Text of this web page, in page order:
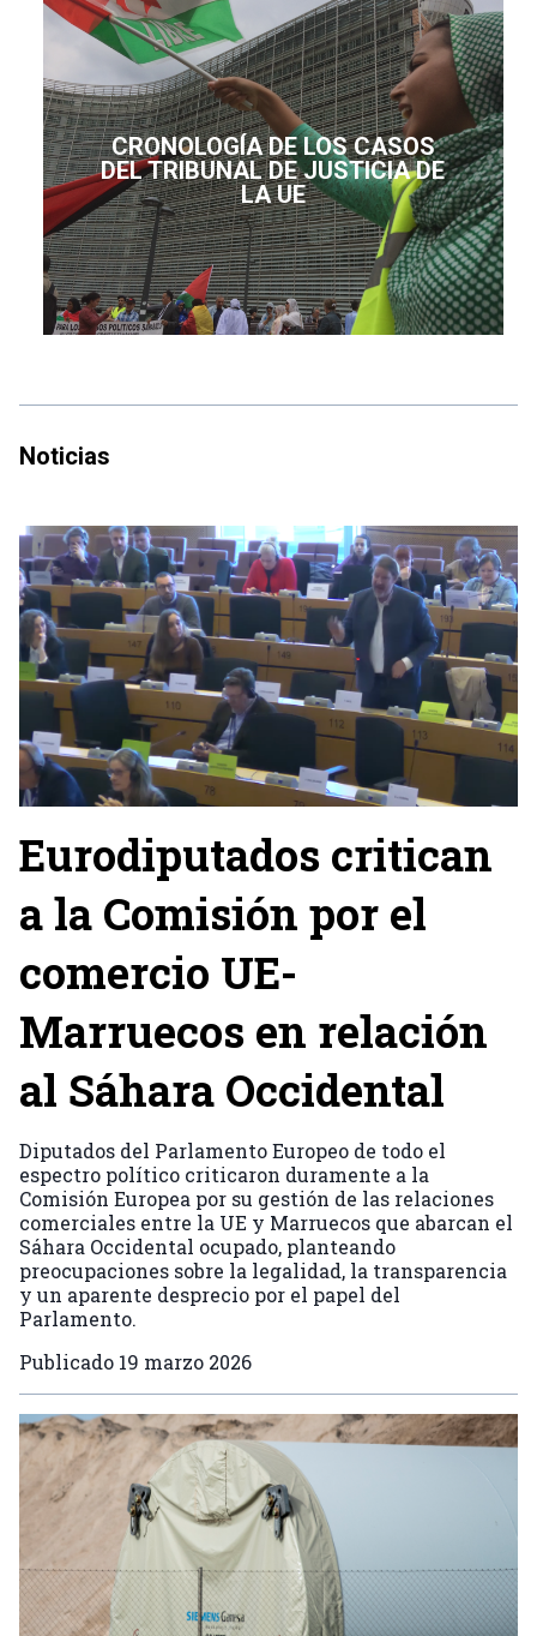
CRONOLOGÍA DE LOS CASOS
DEL TRIBUNAL DE JUSTICIA DE
LA UE
Noticias
Eurodiputados critican
a la Comisión por el
comercio UE-
Marruecos en relación
al Sáhara Occidental
Diputados del Parlamento Europeo de todo el
espectro político criticaron duramente a la
Comisión Europea por su gestión de las relaciones
comerciales entre la UE y Marruecos que abarcan el
Sáhara Occidental ocupado, planteando
preocupaciones sobre la legalidad, la transparencia
y un aparente desprecio por el papel del
Parlamento.
Publicado 19 marzo 2026